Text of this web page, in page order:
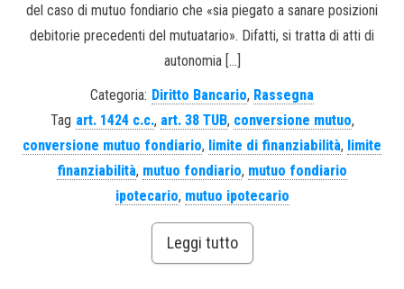
del caso di mutuo fondiario che «sia piegato a sanare posizioni
debitorie precedenti del mutuatario». Difatti, si tratta di atti di
autonomia […]
Categoria: Diritto Bancario, Rassegna
Tag art. 1424 c.c., art. 38 TUB, conversione mutuo,
conversione mutuo fondiario, limite di finanziabilità, limite
finanziabilità, mutuo fondiario, mutuo fondiario
ipotecario, mutuo ipotecario
Leggi tutto